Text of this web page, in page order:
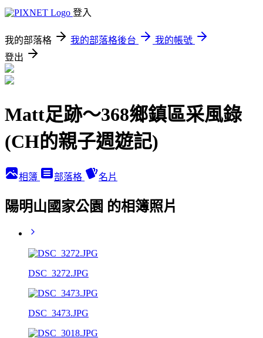
登入
我的部落格 我的部落格後台
我的帳號
登出
Matt足跡～368鄉鎮區采風錄
(CH的親子週遊記)
相簿 部落格 名片
陽明山國家公園 的相簿照片
DSC_3272.JPG
DSC_3473.JPG